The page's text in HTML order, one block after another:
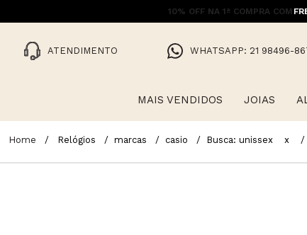
10% OFF NA 1ª COMPRA COM
ATENDIMENTO WHATSAPP: 21 98496-
MAIS VENDIDOS JOIAS
Relógios marcas casio Busca: unissex x